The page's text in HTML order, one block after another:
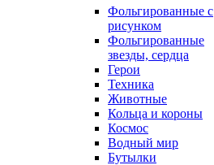
Фольгированные с
рисунком
Фольгированные
звезды, сердца
Герои
Техника
Животные
Кольца и короны
Космос
Водный мир
Бутылки